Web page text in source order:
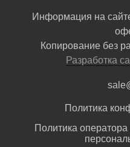
Информация на
Копирование без
Разработка
Политика
Политика